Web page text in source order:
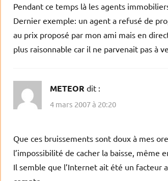
Pendant ce temps là les agents
Dernier exemple: un agent a refusé de
au prix proposé par mon ami mais en
plus raisonnable car il ne parvenait pas à
METEOR dit :
4 mars 2007 à 20:20
Que ces bruissements sont doux à mes
l’impossibilité de cacher la baisse, même
Il semble que l’Internet ait été un facteur